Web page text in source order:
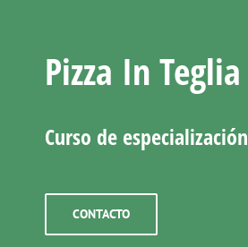
Pizza In Teglia
Curso de especialización
CONTACTO